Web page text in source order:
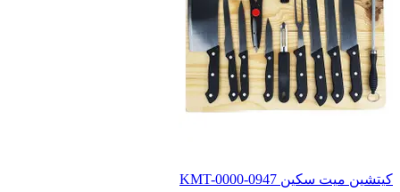
كيتشين ميت سكين KMT-0000-0947